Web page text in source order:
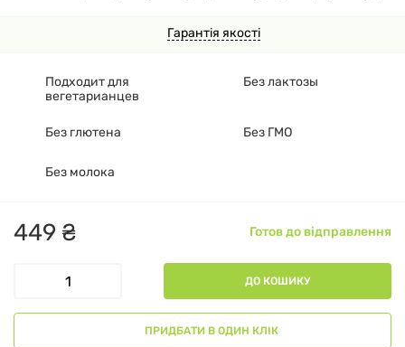
Гарантія якості
449 ₴ Готов до відправлення
ДО КОШИКУ
ПРИДБАТИ В ОДИН КЛІК
Подходит для
вегетарианцев
Без лактозы
Без глютена Без ГМО
Без молока